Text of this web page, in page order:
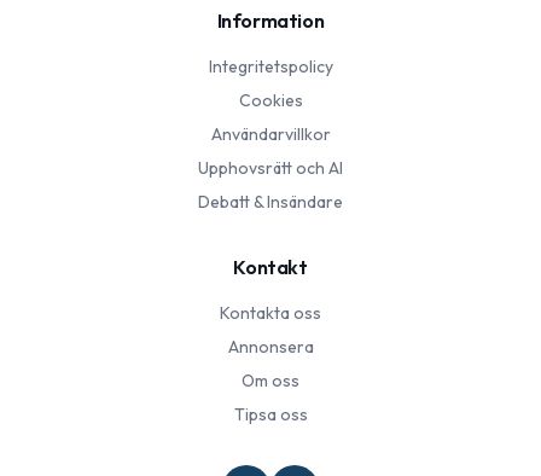
Information
Integritetspolicy
Cookies
Användarvillkor
Upphovsrätt och AI
Debatt & Insändare
Kontakt
Kontakta oss
Annonsera
Om oss
Tipsa oss